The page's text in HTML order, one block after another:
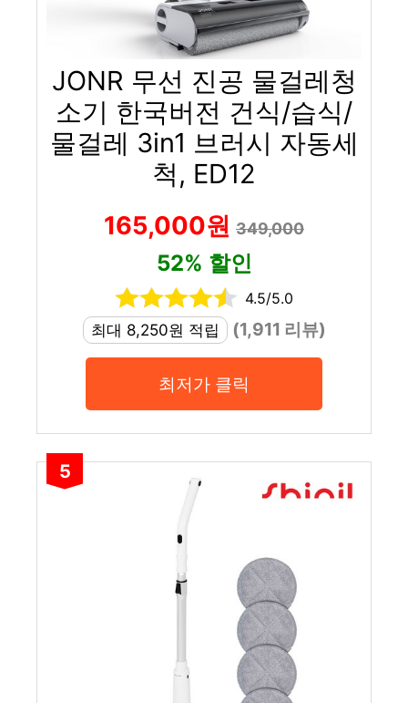
JONR 무선 진공 물걸레청
소기 한국버전 건식/습식/
물걸레 3in1 브러시 자동세
척, ED12
165,000원 349,000
52% 할인
4.5/5.0
최대 8,250원 적립
(1,911 리뷰)
최저가 클릭
5